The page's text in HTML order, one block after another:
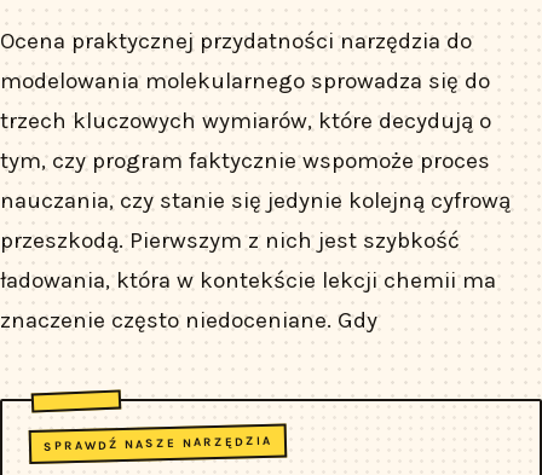
Ocena praktycznej przydatności narzędzia do
modelowania molekularnego sprowadza się do
trzech kluczowych wymiarów, które decydują o
tym, czy program faktycznie wspomoże proces
nauczania, czy stanie się jedynie kolejną cyfrową
przeszkodą. Pierwszym z nich jest szybkość
ładowania, która w kontekście lekcji chemii ma
znaczenie często niedoceniane. Gdy
SPRAWDŹ NASZE NARZĘDZIA